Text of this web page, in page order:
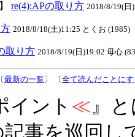
re(4):APの取り方 2018/8/19(日
2018/8/18(土)11:25 とくお (1985)
取り方 2018/8/19(日)19:02 母心
最新の一覧 〕 〔全て読んだことに
イント ≪』
記事を巡回